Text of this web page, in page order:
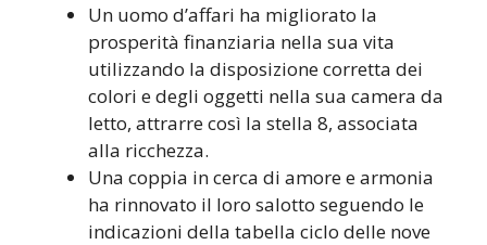
Un uomo d’affari ha migliorato la
prosperità finanziaria nella sua vita
utilizzando la disposizione corretta dei
colori e degli oggetti nella sua camera da
letto, attrarre così la stella 8, associata
alla ricchezza.
Una coppia in cerca di amore e armonia
ha rinnovato il loro salotto seguendo le
indicazioni della tabella ciclo delle nove